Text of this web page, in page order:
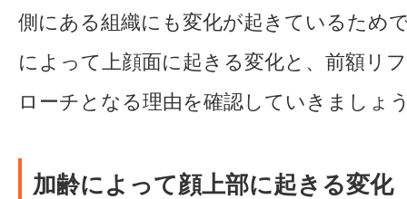
側にある組織にも変化が起きているため
によって上顔面に起きる変化と、前額リ
ローチとなる理由を確認していきましょ
加齢によって顔上部に起きる変化